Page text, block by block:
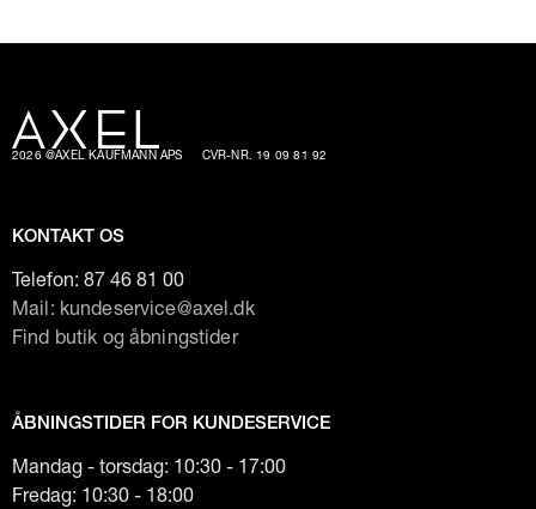
2026 @AXEL KAUFMANN APS CVR-NR. 19 09 81 92
KONTAKT OS
Telefon: 87 46 81 00
Mail: kundeservice@axel.dk
Find butik og åbningstider
ÅBNINGSTIDER FOR KUNDESERVICE
Mandag - torsdag: 10:30 - 17:00
Fredag: 10:30 - 18:00